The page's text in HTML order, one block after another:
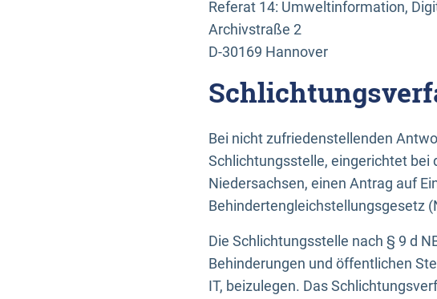
Referat 14: Umweltinformation,
Archivstraße 2
D-30169 Hannover
Bei nicht zufriedenstellenden
Schlichtungsstelle, eingerichtet
Niedersachsen, einen Antrag auf
Behindertengleichstellungsgesetz
Die Schlichtungsstelle nach § 9 d
Behinderungen und öffentlichen
IT, beizulegen. Das